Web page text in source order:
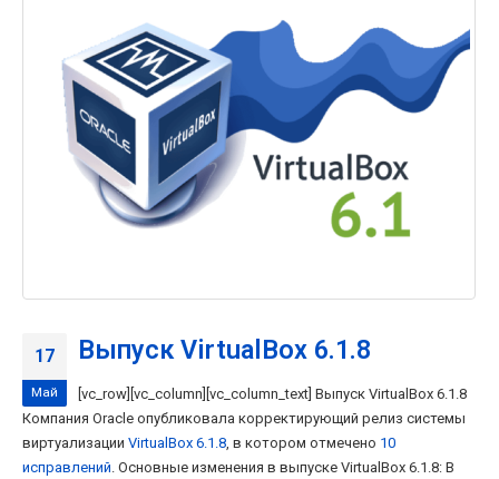
17
Май
Выпуск VirtualBox 6.1.8
[vc_row][vc_column][vc_column_text] Выпуск VirtualBox 6.1.8
Компания Oracle опубликовала корректирующий релиз системы
виртуализации VirtualBox 6.1.8, в котором отмечено 10
исправлений. Основные изменения в выпуске VirtualBox 6.1.8: В